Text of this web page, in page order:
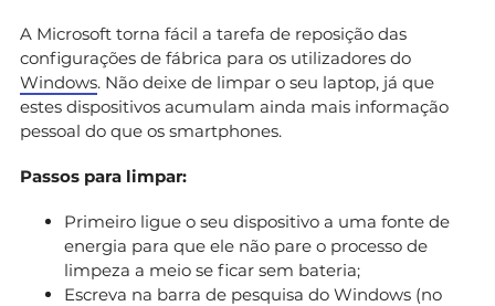
A Microsoft torna fácil a tarefa de reposição das
configurações de fábrica para os utilizadores do
Windows. Não deixe de limpar o seu laptop, já que
estes dispositivos acumulam ainda mais informação
pessoal do que os smartphones.
Passos para limpar:
Primeiro ligue o seu dispositivo a uma fonte de
energia para que ele não pare o processo de
limpeza a meio se ficar sem bateria;
Escreva na barra de pesquisa do Windows (no